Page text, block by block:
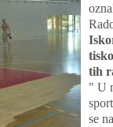
tih
" U
se